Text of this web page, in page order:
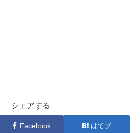
シェアする
Facebook はてブ